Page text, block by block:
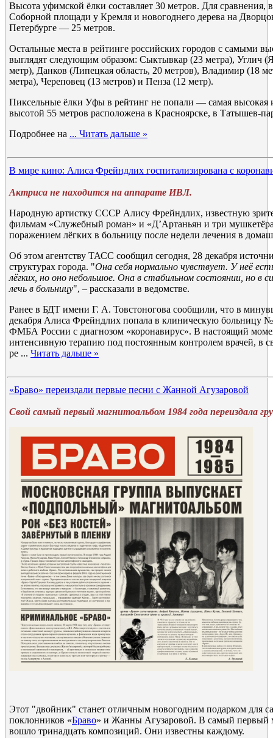
Высота уфимской ёлки составляет 30 метров. Для сравнения,
Соборной площади у Кремля и новогоднего дерева на
Петербурге — 25 метров.
Остальные места в рейтинге российских городов с самыми
выглядят следующим образом: Сыктывкар (23 метра), Углич
метр), Данков (Липецкая область, 20 метров), Владимир (18
метра), Череповец (13 метров) и Пенза (12 метр).
Пиксельные ёлки Уфы в рейтинг не попали — самая высокая
высотой 55 метров расположена в Красноярске, в Татышев-
Подробнее на ... Читать дальше »
В мире кино: Алиса Фрейндлих госпитализирована с
Актриса не находится на аппарате ИВЛ.
Народную артистку СССР Алису Фрейндлих, известную
фильмам «Служебный роман» и «Д’Артаньян и три
поражением лёгких в больницу после недели лечения в
Об этом агентству ТАСС сообщил сегодня, 28 декабря
структурах города. "Она себя нормально чувствует. У неё
лёгких, но оно небольшое. Она в стабильном состоянии, но в
лечь в больницу", – рассказали в ведомстве.
Ранее в БДТ имени Г. А. Товстоногова сообщили, что в
декабря Алиса Фрейндлих попала в клиническую больницу
ФМБА России с диагнозом «коронавирус». В настоящий
интенсивную терапию под постоянным контролем врачей, в
ре ... Читать дальше »
«Браво» переиздали первые песни с Жанной Агузаровой
Свой самый первый магнитоальбом 1984 года переиздала
Этот "двойник" станет отличным новогодним подарком для
поклонников «Браво» и Жанны Агузаровой. В самый первый
вошло тринадцать композиций. Они известны каждому.